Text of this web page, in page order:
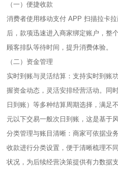
（一）便捷收款​
消费者使用移动支付 APP 扫描拉卡
后，款项迅速进入商家绑定账户，整
顾客排队等待时间，提升消费体验。​
（二）资金管理​
实时到账与灵活结算：支持实时到账
握资金动态，灵活安排经营活动。同
日到账）等多种结算周期选择，满足
元以下交易一般次日到账，这是基于
分类管理与账目清晰：商家可依据业
收款进行分类设置，便于清晰梳理不
状况，为后续经营决策提供有力数据支